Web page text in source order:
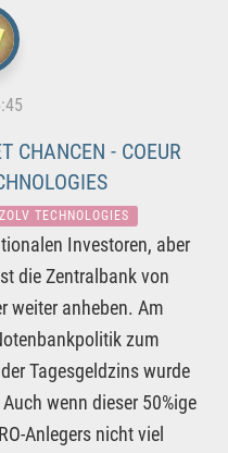
CHANCEN - COEUR
TECHNOLOGIES
Investoren, aber
die Zentralbank von
weiter anheben. Am
zum
Tagesgeldzins wurde
wenn dieser 50%ige
Anlegers nicht viel